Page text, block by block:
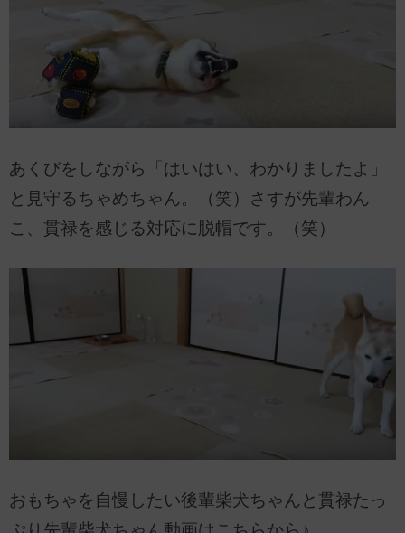
あくびをしながら「はいはい、わかりましたよ」
と見守るちゃめちゃん。（笑）さすが先輩わん
こ、貫禄を感じる対応に脱帽です。（笑）
おもちゃを自慢したい後輩柴犬ちゃんと貫禄たっ